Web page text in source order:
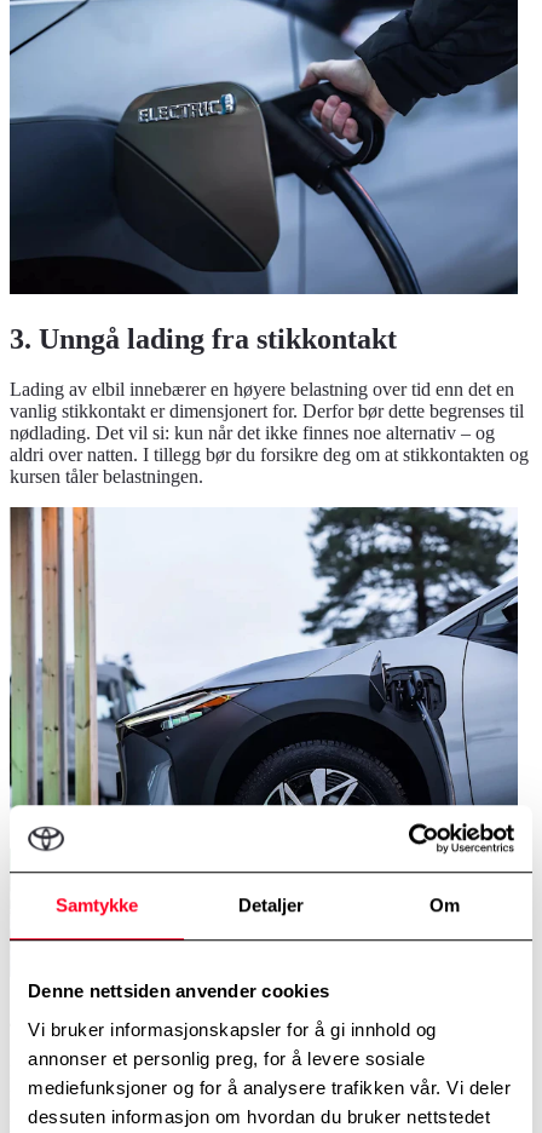
Samtykke Detaljer Om
Denne nettsiden anvender cookies
Vi bruker informasjonskapsler for å gi innhold og
annonser et personlig preg, for å levere sosiale
mediefunksjoner og for å analysere trafikken vår. Vi deler
dessuten informasjon om hvordan du bruker nettstedet
3. Unngå lading fra stikkontakt
Lading av elbil innebærer en høyere belastning over tid enn det en
vanlig stikkontakt er dimensjonert for. Derfor bør dette begrenses til
nødlading. Det vil si: kun når det ikke finnes noe alternativ – og
aldri over natten. I tillegg bør du forsikre deg om at stikkontakten og
kursen tåler belastningen.
4. Hurtiglad mellom 20 % - 80 %
Hurtiglading går raskere desto mindre strøm batteriet har. Du får
mest fart i ladingen når batteriet er under 20 % – og gjerne helt nede
i 10 %. Det er med andre ord en fordel å vente så lenge som mulig.